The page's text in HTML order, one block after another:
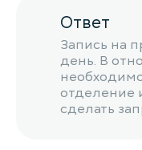
Ответ
Запись на
день. В
отделение
сделать